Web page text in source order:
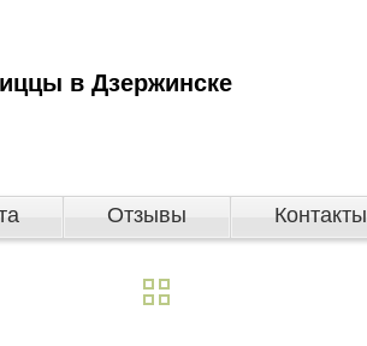
Отзывы Контакты
в Дзержинске